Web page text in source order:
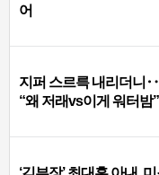
어
지퍼 스르륵 내리더니
“왜 저래vs이게 워터밤